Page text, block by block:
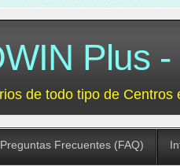
Plus
de todo tipo de Centros
Preguntas Frecuentes (FAQ)